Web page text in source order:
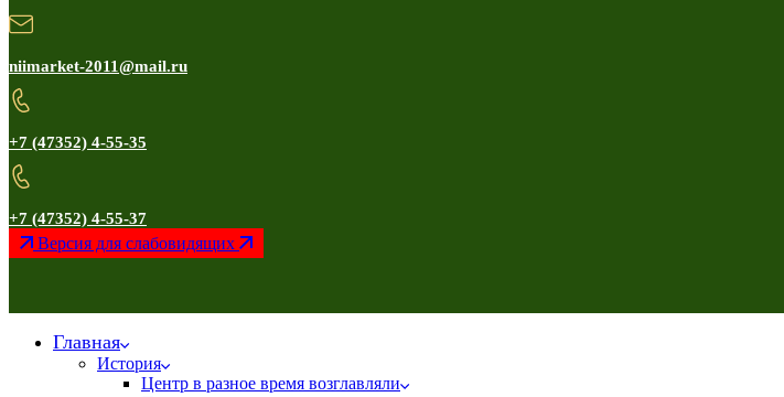
niimarket-2011@mail.ru
+7 (47352) 4-55-35
+7 (47352) 4-55-37
Версия для слабовидящих
Главная
История
Центр в разное время возглавляли